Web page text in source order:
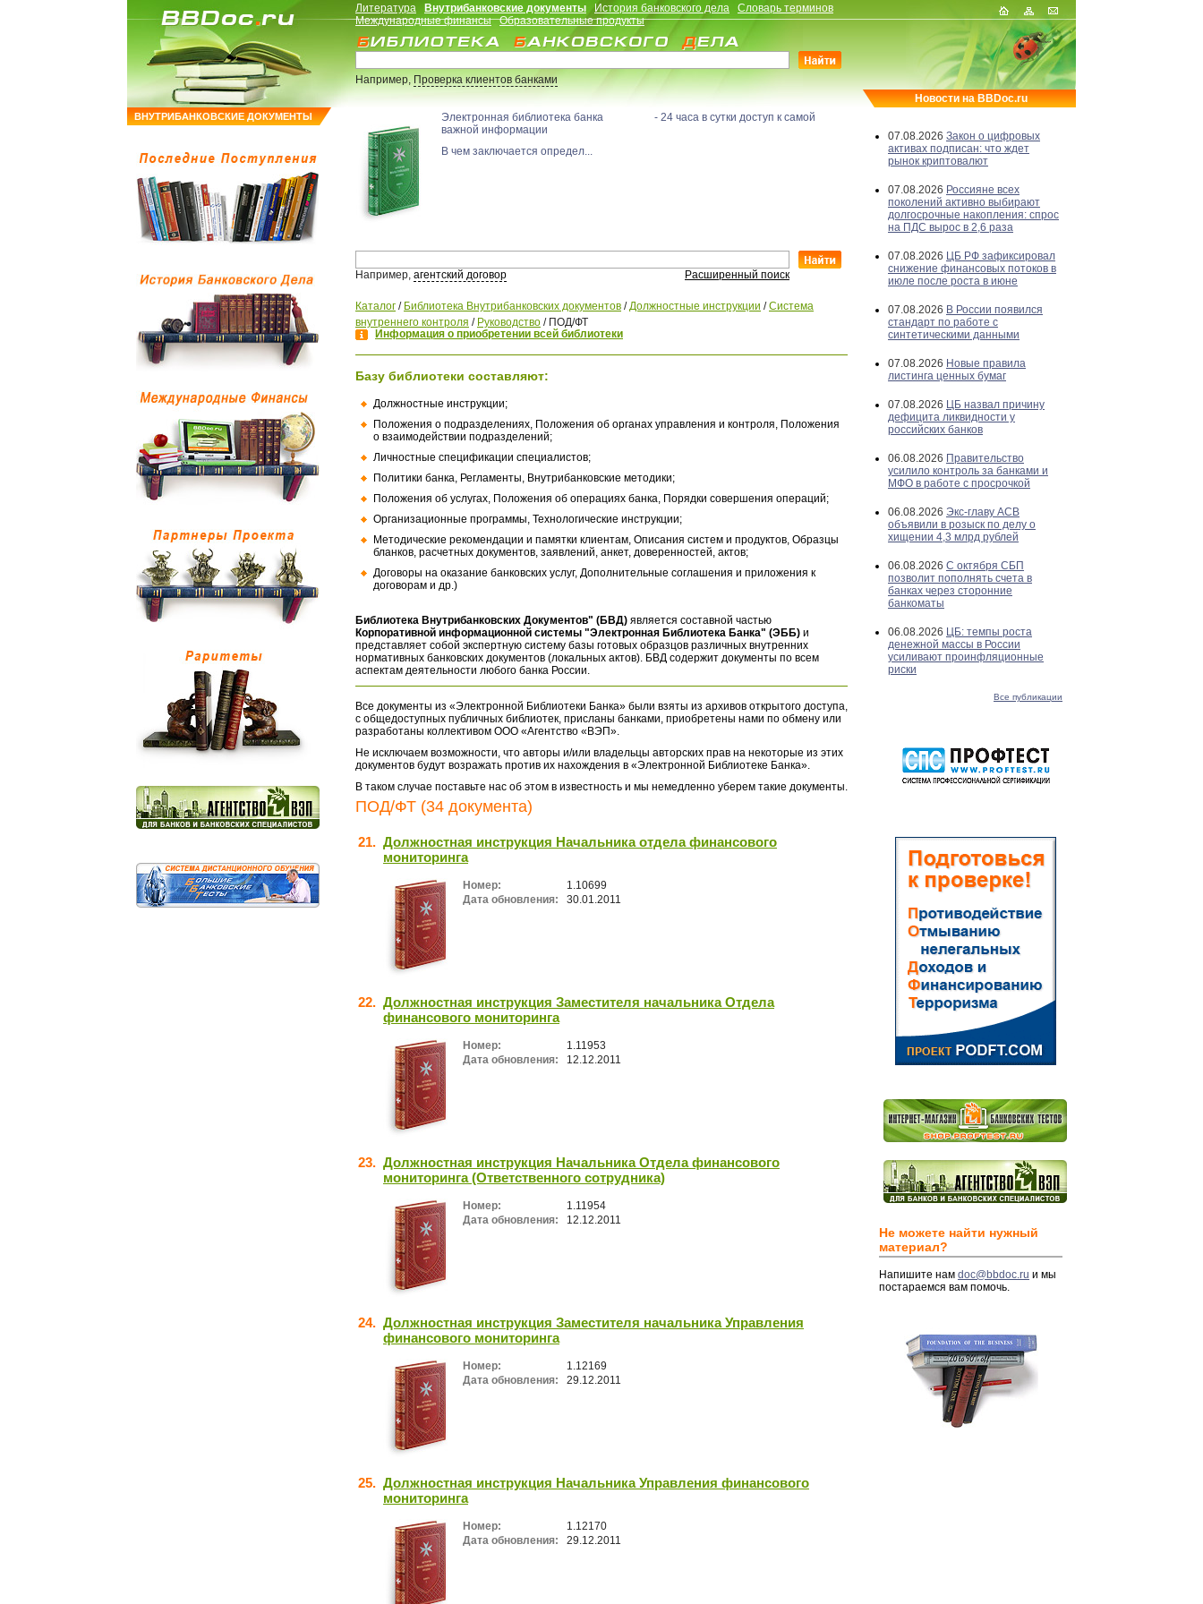
ВНУТРИБАНКОВСКИЕ ДОКУМЕНТЫ
Литература Внутрибанковские документы История банковского дела
Словарь терминов
Международные финансы
Образовательные продукты
Например,Проверка клиентов банками
Электронная библиотека банка - 24 часа в сутки доступ к самой
важной информации
В чем заключается определ...
Например, агентский договор Расширенный поиск
Каталог / Библиотека Внутрибанковских документов /Должностные инструкции /Система
внутреннего контроля / Руководство / ПОД/ФТ
Информация о приобретении всей библиотеки
Базу библиотеки составляют:
Должностные инструкции;
Положения о подразделениях, Положения об органах управления и контроля, Положения
о взаимодействии подразделений;
Личностные спецификации специалистов;
Политики банка, Регламенты, Внутрибанковские методики;
Положения об услугах, Положения об операциях банка, Порядки совершения операций;
Организационные программы, Технологические инструкции;
Методические рекомендации и памятки клиентам, Описания систем и продуктов, Образцы
бланков, расчетных документов, заявлений, анкет, доверенностей, актов;
Договоры на оказание банковских услуг, Дополнительные соглашения и приложения к
договорам и др.)
Библиотека Внутрибанковских Документов" (БВД) является составной частью
Корпоративной информационной системы "Электронная Библиотека Банка" (ЭББ) и
представляет собой экспертную систему базы готовых образцов различных внутренних
нормативных банковских документов (локальных актов). БВД содержит документы по всем
аспектам деятельности любого банка России.
Все документы из «Электронной Библиотеки Банка» были взяты из архивов открытого доступа,
с общедоступных публичных библиотек, присланы банками, приобретены нами по обмену или
разработаны коллективом ООО «Агентство «ВЭП».
Не исключаем возможности, что авторы и/или владельцы авторских прав на некоторые из этих
документов будут возражать против их нахождения в «Электронной Библиотеке Банка».
В таком случае поставьте нас об этом в известность и мы немедленно уберем такие документы.
ПОД/ФТ (34 документа)
21. Должностная инструкция Начальника отдела финансового
мониторинга
Номер:
1.10699
Дата обновления:
30.01.2011
22. Должностная инструкция Заместителя начальника Отдела
финансового мониторинга
Номер:
1.11953
Дата обновления:
12.12.2011
23. Должностная инструкция Начальника Отдела финансового
мониторинга (Ответственного сотрудника)
Номер:
1.11954
Дата обновления:
12.12.2011
24. Должностная инструкция Заместителя начальника Управления
финансового мониторинга
Номер:
1.12169
Дата обновления:
29.12.2011
25. Должностная инструкция Начальника Управления финансового
мониторинга
Номер:
1.12170
Дата обновления:
29.12.2011
Новости на BBDoc.ru
07.08.2026 Закон о цифровых
активах подписан: что ждет
рынок криптовалют
07.08.2026 Россияне всех
поколений активно выбирают
долгосрочные накопления: спрос
на ПДС вырос в 2,6 раза
07.08.2026 ЦБ РФ зафиксировал
снижение финансовых потоков в
июле после роста в июне
07.08.2026 В России появился
стандарт по работе с
синтетическими данными
07.08.2026 Новые правила
листинга ценных бумаг
07.08.2026 ЦБ назвал причину
дефицита ликвидности у
российских банков
06.08.2026 Правительство
усилило контроль за банками и
МФО в работе с просрочкой
06.08.2026 Экс-главу АСВ
объявили в розыск по делу о
хищении 4,3 млрд рублей
06.08.2026 С октября СБП
позволит пополнять счета в
банках через сторонние
банкоматы
06.08.2026 ЦБ: темпы роста
денежной массы в России
усиливают проинфляционные
риски
Все публикации
Не можете найти нужный
материал?
Напишите нам doc@bbdoc.ru и мы
постараемся вам помочь.